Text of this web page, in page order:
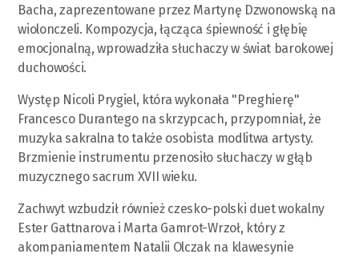
Bacha, zaprezentowane przez Martynę Dzwonowską na
wiolonczeli. Kompozycja, łącząca śpiewność i głębię
emocjonalną, wprowadziła słuchaczy w świat barokowej
duchowości.
Występ Nicoli Prygiel, która wykonała "Preghierę"
Francesco Durantego na skrzypcach, przypomniał, że
muzyka sakralna to także osobista modlitwa artysty.
Brzmienie instrumentu przenosiło słuchaczy w głąb
muzycznego sacrum XVII wieku.
Zachwyt wzbudził również czesko-polski duet wokalny
Ester Gattnarova i Marta Gamrot-Wrzoł, który z
akompaniamentem Natalii Olczak na klawesynie